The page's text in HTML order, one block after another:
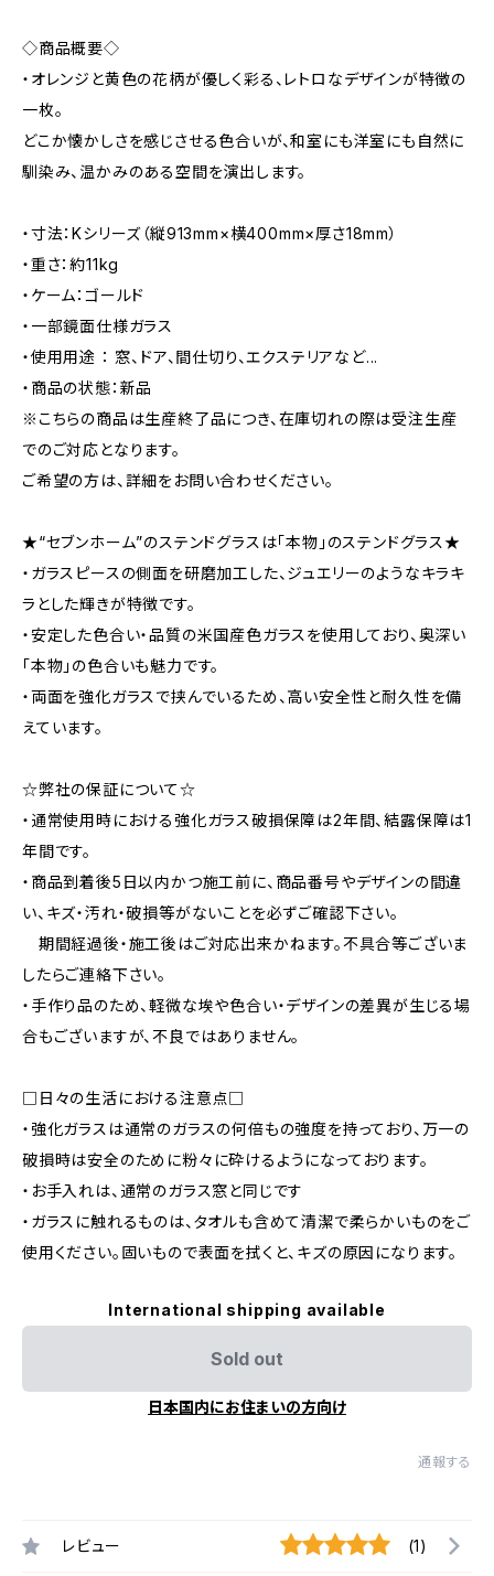
◇商品概要◇
・オレンジと黄色の花柄が優しく彩る、レトロなデザインが特徴の
一枚。
どこか懐かしさを感じさせる色合いが、和室にも洋室にも自然に
馴染み、温かみのある空間を演出します。
・寸法：Kシリーズ（縦913mm×横400mm×厚さ18mm）
・重さ：約11kg
・ケーム：ゴールド
・一部鏡面仕様ガラス
・使用用途 ： 窓、ドア、間仕切り、エクステリアなど...
・商品の状態：新品
※こちらの商品は生産終了品につき、在庫切れの際は受注生産
でのご対応となります。
ご希望の方は、詳細をお問い合わせください。
★“セブンホーム”のステンドグラスは「本物」のステンドグラス★
・ガラスピースの側面を研磨加工した、ジュエリーのようなキラキ
ラとした輝きが特徴です。
・安定した色合い・品質の米国産色ガラスを使用しており、奥深い
「本物」の色合いも魅力です。
・両面を強化ガラスで挟んでいるため、高い安全性と耐久性を備
えています。
☆弊社の保証について☆
・通常使用時における強化ガラス破損保障は2年間、結露保障は1
年間です。
・商品到着後5日以内かつ施工前に、商品番号やデザインの間違
い、キズ・汚れ・破損等がないことを必ずご確認下さい。
期間経過後・施工後はご対応出来かねます。不具合等ございま
したらご連絡下さい。
・手作り品のため、軽微な埃や色合い・デザインの差異が生じる場
合もございますが、不良ではありません。
□日々の生活における注意点□
・強化ガラスは通常のガラスの何倍もの強度を持っており、万一の
破損時は安全のために粉々に砕けるようになっております。
・お手入れは、通常のガラス窓と同じです
・ガラスに触れるものは、タオルも含めて清潔で柔らかいものをご
使用ください。固いもので表面を拭くと、キズの原因になります。
International shipping available
Sold out
日本国内にお住まいの方向け
通報する
レビュー (1)